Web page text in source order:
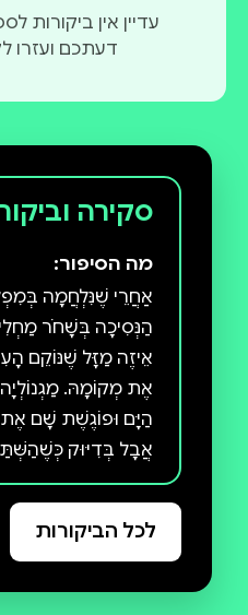
עדיין אין
דעתכם ועזרו
סקירה
מה הסיפור:
אַחֲרֵי שֶׁנִּלְחֲמָה
הַנְּסִיכָה בְּשָׁחֹר
אֵיזֶה מַזָּל שֶׁנּוֹקֵם
אֶת מְקוֹמָהּ.
הַיָּם וּפוֹגֶשֶׁת שָׁם
אֲבָל בְּדִיּוּק
עַרְסָל עִם סֵפֶר בַּיָּד,
מִפְלֶצֶת? עַל הַחוֹף
נוֹקֵם הָעִזִּים כְּשֶׁצָּרִיךְ
לכל הביקורות